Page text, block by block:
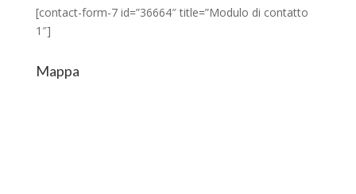
[contact-form-7 id=”36664″ title=”Modulo di contatto
1″]
Mappa